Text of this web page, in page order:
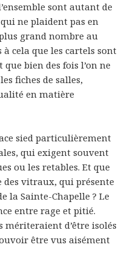
sont autant de
ne plaident pas en
grand nombre au
cela que les cartels sont
bien des fois l’on ne
fiches de salles,
en matière
sied particulièrement
qui exigent souvent
ou les retables. Et que
vitraux, qui présente
la Sainte-Chapelle ? Le
entre rage et pitié.
d’être isolés
être vus aisément